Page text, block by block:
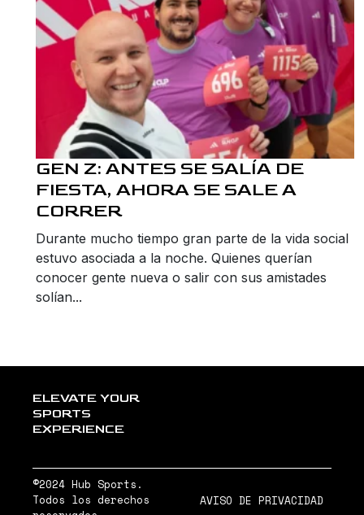
GEN Z: ANTES SE SALÍA DE
FIESTA, AHORA SE SALE A
CORRER
Durante mucho tiempo gran parte de la vida social
estuvo asociada a la noche. Quienes querían
conocer gente nueva o salir con sus amistades
solían...
ELEVATE YOUR
SPORTS
EXPERIENCE
©2024 Hub Sports.
Todos los derechos
AVISO DE PRIVACIDAD